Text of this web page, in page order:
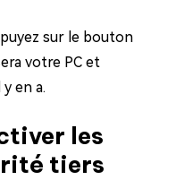
sur le bouton
votre PC et
en a.
les
tiers